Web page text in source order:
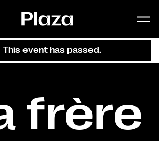
This event has passed.
frère